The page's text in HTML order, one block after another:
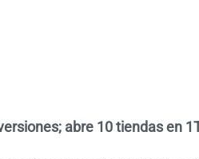
abre 10 tiendas en